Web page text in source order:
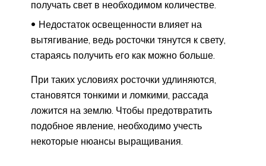
получать свет в необходимом количестве.
Недостаток освещенности влияет на
вытягивание, ведь росточки тянутся к свету,
стараясь получить его как можно больше.
При таких условиях росточки удлиняются,
становятся тонкими и ломкими, рассада
ложится на землю. Чтобы предотвратить
подобное явление, необходимо учесть
некоторые нюансы выращивания.